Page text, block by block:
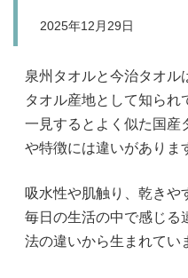
2025年12月29日
泉州タオルと今治タオル
タオル産地として知られ
一見するとよく似た国産
や特徴には違いがありま
吸水性や肌触り、乾きや
毎日の生活の中で感じる
法の違いから生まれてい